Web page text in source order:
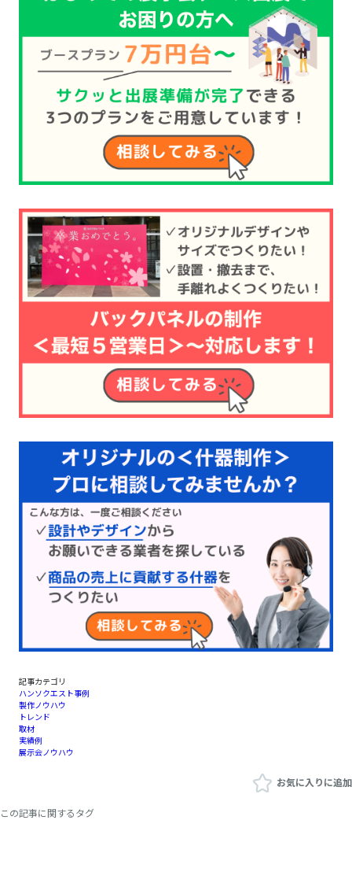
記事カテゴリ
ハンソクエスト事例
製作ノウハウ
トレンド
取材
実績例
展示会ノウハウ
お気に入りに追加
この記事に関するタグ